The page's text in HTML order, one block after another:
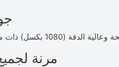
ذات مظهر مصقول واحترافي.
مرنة